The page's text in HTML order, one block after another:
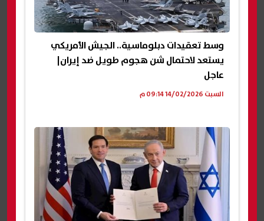
وسط تعقيدات دبلوماسية.. الجيش الأمريكي
يستعد لاحتمال شن هجوم طويل ضد إيران|
عاجل
السبت 14/02/2026 09:14 م